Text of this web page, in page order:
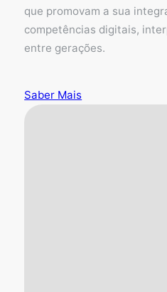
que promovam a sua
competências digitais,
entre gerações.
Saber Mais